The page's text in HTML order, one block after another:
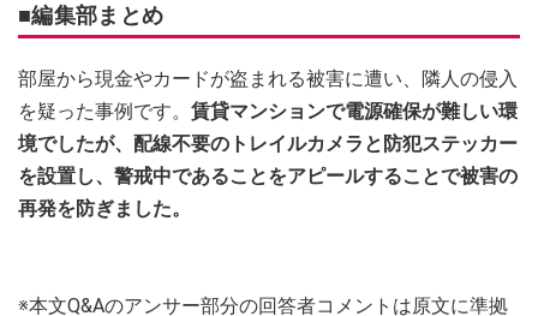
■編集部まとめ
部屋から現金やカードが盗まれる被害に遭い、隣人の侵入
を疑った事例です。 賃貸マンションで電源確保が難しい環
境でしたが、配線不要のトレイルカメラと防犯ステッカー
を設置し、警戒中であることをアピールすることで被害の
再発を防ぎました。
※本文Q&Aのアンサー部分の回答者コメントは原文に準拠